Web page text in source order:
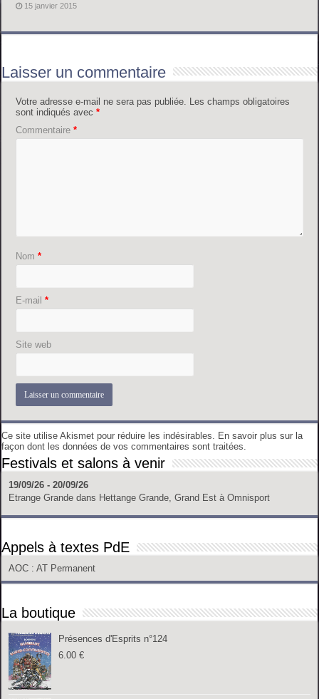
15 janvier 2015
Laisser un commentaire
Votre adresse e-mail ne sera pas publiée. Les champs obligatoires
sont indiqués avec*
Commentaire*
Nom*
E-mail*
Site web
Ce site utilise Akismet pour réduire les indésirables. En savoir plus sur la
façon dont les données de vos commentaires sont traitées.
Festivals et salons à venir
19/09/26 - 20/09/26
Etrange Grande dans Hettange Grande, Grand Est à Omnisport
Appels à textes PdE
AOC : AT Permanent
La boutique
Présences d'Esprits n°124
6.00€